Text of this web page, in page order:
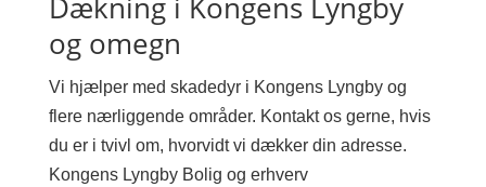
Dækning i Kongens Lyngby
og omegn
Vi hjælper med skadedyr i Kongens Lyngby og
flere nærliggende områder. Kontakt os gerne, hvis
du er i tvivl om, hvorvidt vi dækker din adresse.
Kongens Lyngby Bolig og erhverv